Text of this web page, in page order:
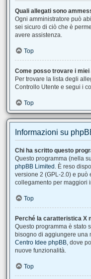
Quali allegati sono
Ogni amministratore può
sei sicuro di ciò che è
avere assistenza.
Top
Come posso trovare i miei
Per trovare la lista degli
Controllo Utente e segui i
Top
Informazioni su
Chi ha scritto questo
Questo programma (nella
phpBB Limited . È reso
versione 2 (GPL-2.0) e può
collegamento per maggiori
Top
Perché la caratteristica X
Questo programma è stato
bisogno di aggiungere una
Centro Idee phpBB, dove
nuove funzionalità.
Top